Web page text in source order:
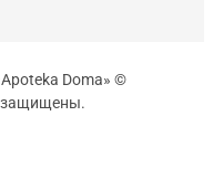
Doma» ©
защищены.